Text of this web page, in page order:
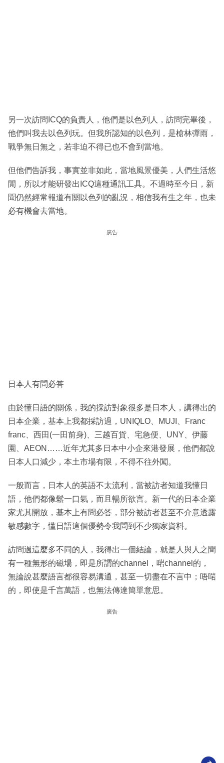
另一次訪問ICQ的負責人，他們是以色列人，訪問完畢後，
他們叫我去以色列玩。但我所認知的以色列，是槍林彈雨，
戰爭無日無之，若非迫不得已也不會到當地。
但他們告訴我，事實並非如此，當地風景優美，人們生活悠
閒，所以才能研發出ICQ這種通訊工具。不過時至今日，新
聞仍然經常報道有關以色列的亂況，相信我有生之年，也未
必有機會去當地。
廣告
日本人有問必答
由於懂日語的關係，我的採訪對象很多是日本人，講得出的
日本企業，基本上我都採訪過，UNIQLO、MUJI、Franc
franc、西田(一田前身)、三越百貨、宅急便、UNY、伊藤
園、AEON……近年尤其多日本中小企來港發展，他們都說
日本人口減少，本土市場有限，不得不往外闖。
一般而言，日本人的英語不太流利，當被訪者知道我懂日
語，他們都像鬆一口氣，而且暢所欲言。新一代的日本企業
家尤其開放，基本上有問必答，部分被訪者甚至不介意透露
敏感數字，懂日語這個優勢令我問到不少獨家資料。
訪問過這麼多不同的人，我得出一個結論，就是人與人之間
有一種無形的磁場，即是所謂的channel，啱channel的，
無論說甚麼語言都很容易溝通，甚至一切盡在不言中；唔啱
的，即使是千言萬語，也無法傳達簡單意思。
廣告